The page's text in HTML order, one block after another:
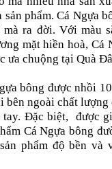
sản phẩm. Cá Ngựa
ra đời. Với màu
mặt hiền hoà, Cá
ưa chuộng tại Quà
bông được nhồi
bên ngoài chất lượng
tay. Đặc biệt,
được
Cá Ngựa bông
phẩm độ bền và